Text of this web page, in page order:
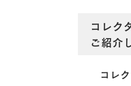
コレク
ご紹介
コレ